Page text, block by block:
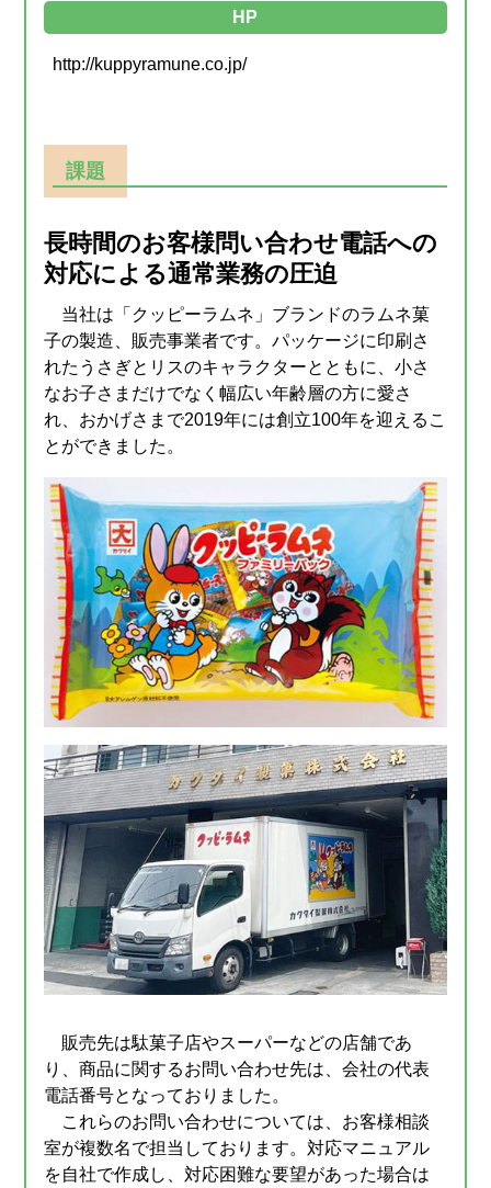
HP
http://kuppyramune.co.jp/
課題
長時間のお客様問い合わせ電話への
対応による通常業務の圧迫
当社は「クッピーラムネ」ブランドのラムネ菓
子の製造、販売事業者です。パッケージに印刷さ
れたうさぎとリスのキャラクターとともに、小さ
なお子さまだけでなく幅広い年齢層の方に愛さ
れ、おかげさまで2019年には創立100年を迎えるこ
とができました。
販売先は駄菓子店やスーパーなどの店舗であ
り、商品に関するお問い合わせ先は、会社の代表
電話番号となっておりました。
これらのお問い合わせについては、お客様相談
室が複数名で担当しております。対応マニュアル
を自社で作成し、対応困難な要望があった場合は